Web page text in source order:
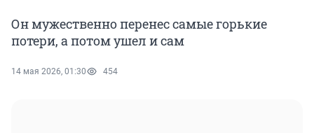
Он мужественно перенес самые горькие
потери, а потом ушел и сам
14 мая 2026, 01:30 454